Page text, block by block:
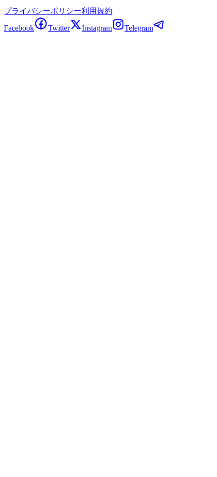
プライバシーポリシー利用規約
Facebook Twitter Instagram Telegram